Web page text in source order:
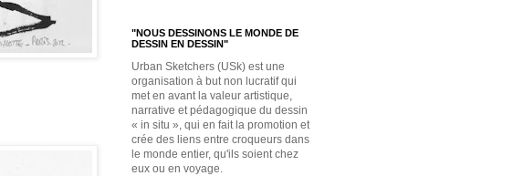
"NOUS DESSINONS LE MONDE DE
DESSIN EN DESSIN"
Urban Sketchers (USk) est une
organisation à but non lucratif qui
met en avant la valeur artistique,
narrative et pédagogique du dessin
« in situ », qui en fait la promotion et
crée des liens entre croqueurs dans
le monde entier, qu'ils soient chez
eux ou en voyage.